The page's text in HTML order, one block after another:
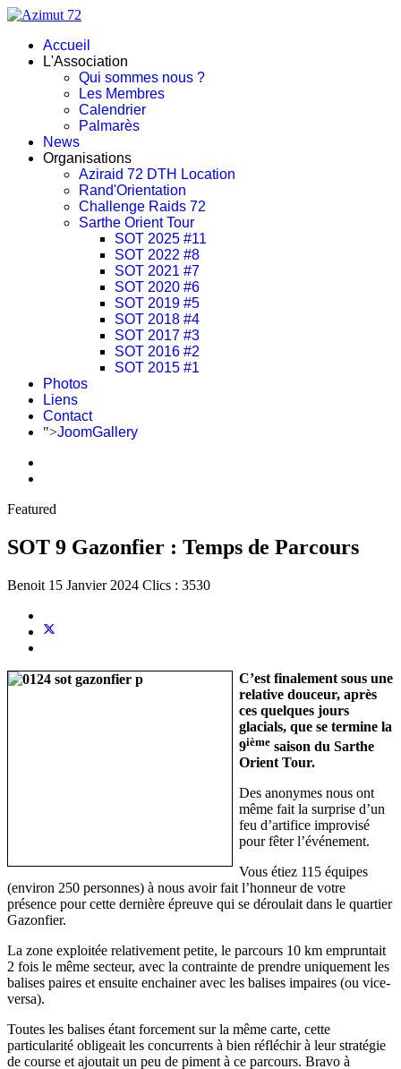
Accueil
L'Association
Qui sommes nous ?
Les Membres
Calendrier
Palmarès
News
Organisations
Aziraid 72 DTH Location
Rand'Orientation
Challenge Raids 72
Sarthe Orient Tour
SOT 2025 #11
SOT 2022 #8
SOT 2021 #7
SOT 2020 #6
SOT 2019 #5
SOT 2018 #4
SOT 2017 #3
SOT 2016 #2
SOT 2015 #1
Photos
Liens
Contact
">JoomGallery
Featured
SOT 9 Gazonfier : Temps de Parcours
Benoit 15 Janvier 2024 Clics : 3530
C’est finalement sous une
relative douceur, après
ces quelques jours
glacials, que se termine la
9ième saison du Sarthe
Orient Tour.
Des anonymes nous ont
même fait la surprise d’un
feu d’artifice improvisé
pour fêter l’événement.
Vous étiez 115 équipes
(environ 250 personnes) à nous avoir fait l’honneur de votre
présence pour cette dernière épreuve qui se déroulait dans le quartier
Gazonfier.
La zone exploitée relativement petite, le parcours 10 km empruntait
2 fois le même secteur, avec la contrainte de prendre uniquement les
balises paires et ensuite enchainer avec les balises impaires (ou vice-
versa).
Toutes les balises étant forcement sur la même carte, cette
particularité obligeait les concurrents à bien réfléchir à leur stratégie
de course et ajoutait un peu de piment à ce parcours. Bravo à